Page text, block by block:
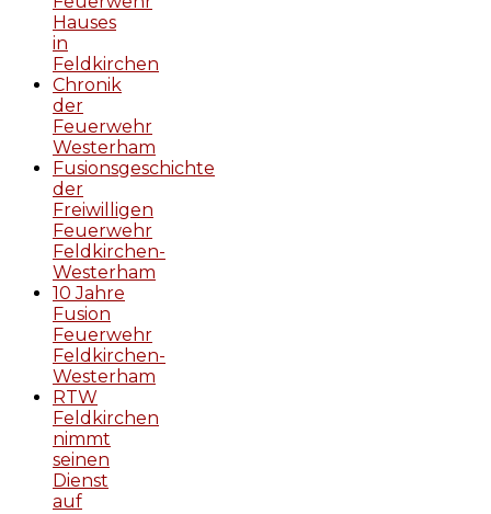
Hauses
in
Feldkirchen
Chronik
der
Feuerwehr
Westerham
Fusionsgeschichte
der
Freiwilligen
Feuerwehr
Feldkirchen-
Westerham
10 Jahre
Fusion
Feuerwehr
Feldkirchen-
Westerham
RTW
Feldkirchen
nimmt
seinen
Dienst
auf